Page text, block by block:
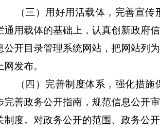
（三）用好用活载体，完善宣传
通用载体的基础上，认真创新政府
公开目录管理系统网站，把网站列
上网发布。
（四）完善制度体系，强化措施
完善政务公开指南，规范信息公开
制度。对政务公开的范围、政务公